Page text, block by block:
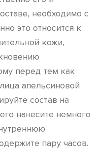
необходимо с
это относится к
кожи,
перед тем как
апельсиновой
состав на
нанесите немного
пару часов.